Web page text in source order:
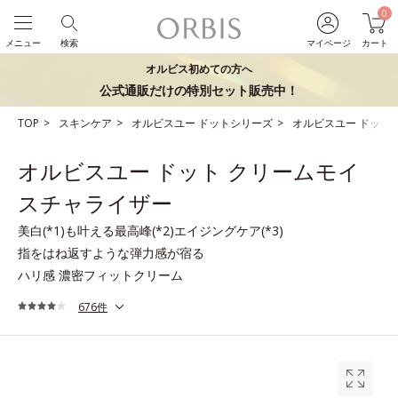
マイページ
0
カート
検索
メニュー
オルビス初めての方へ
公式通販だけの特別セット販売中！
TOP スキンケア オルビスユー ドットシリーズ オルビスユー ドット
オルビスユー ドット クリームモイ
スチャライザー
美白(*1)も叶える最高峰(*2)エイジングケア(*3)
指をはね返すような弾力感が宿る
ハリ感 濃密フィットクリーム
676件